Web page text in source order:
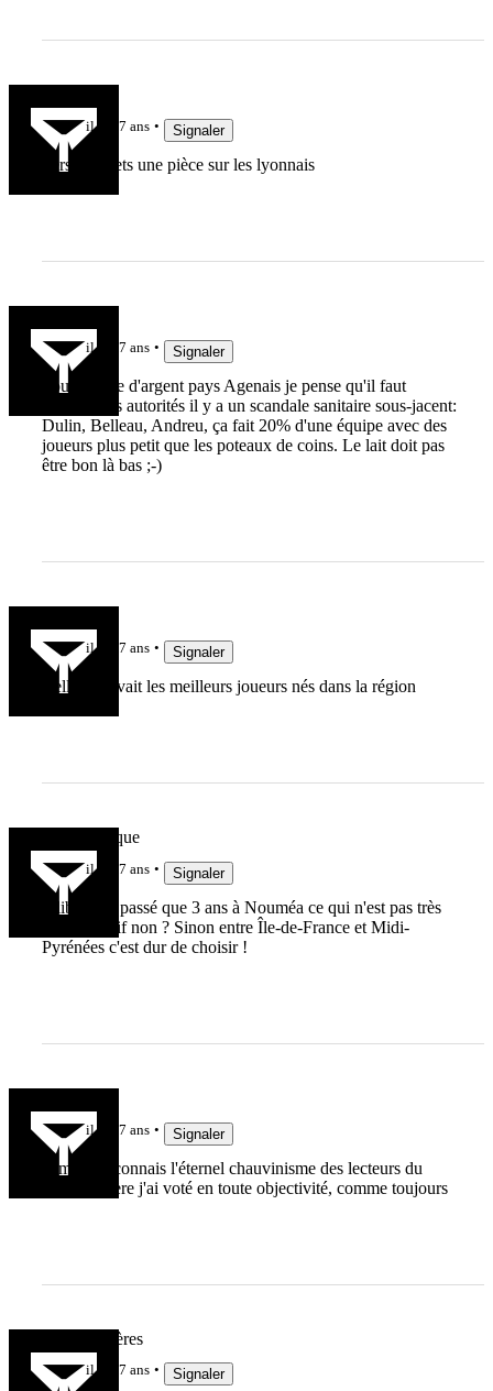
il y a 7 ans Signaler
Perso je mets une pièce sur les lyonnais
il y a 7 ans Signaler
Pour la côte d'argent pays Agenais je pense qu'il faut
prévenir les autorités il y a un scandale sanitaire sous-jacent:
Dulin, Belleau, Andreu, ça fait 20% d'une équipe avec des
joueurs plus petit que les poteaux de coins. Le lait doit pas
être bon là bas ;-)
il y a 7 ans Signaler
Celle qui avait les meilleurs joueurs nés dans la région
coupdecasque
il y a 7 ans Signaler
Jalibert n'a passé que 3 ans à Nouméa ce qui n'est pas très
représentatif non ? Sinon entre Île-de-France et Midi-
Pyrénées c'est dur de choisir !
il y a 7 ans Signaler
comme je connais l'éternel chauvinisme des lecteurs du
Rugbynistère j'ai voté en toute objectivité, comme toujours
Team Viscères
il y a 7 ans Signaler